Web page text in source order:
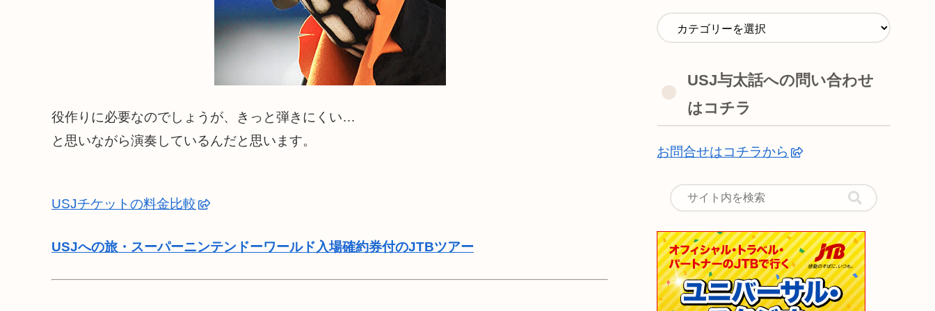
役作りに必要なのでしょうが、きっと弾きにくい…
と思いながら演奏しているんだと思います。
USJチケットの料金比較
USJへの旅・スーパーニンテンドーワールド入場確約券付のJTBツアー
USJ与太話への問い合わせ
はコチラ
お問合せはコチラから